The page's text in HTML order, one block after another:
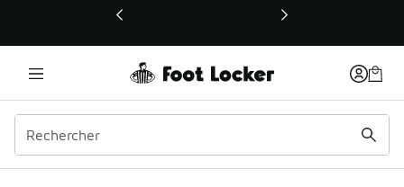
Ce lien ouvrira une nouvelle fenêtre